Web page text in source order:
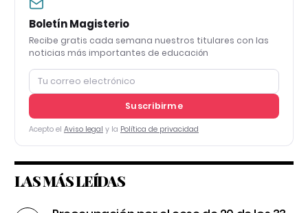
Boletín Magisterio
Recibe gratis cada semana nuestros titulares con las
noticias más importantes de educación
Suscribirme
Acepto el Aviso legal y la Política de privacidad
LAS MÁS LEÍDAS